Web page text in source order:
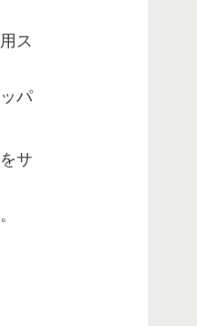
ス
パ
サ